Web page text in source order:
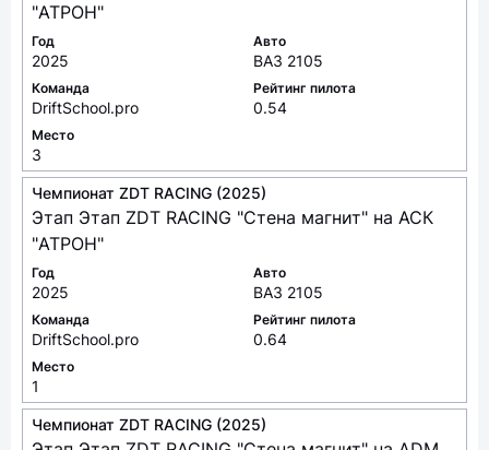
"АТРОН"
Год
2025
Авто
ВАЗ 2105
Команда
DriftSchool.pro
Рейтинг пилота
0.54
Место
3
Чемпионат ZDT RACING (2025)
Этап Этап ZDT RACING "Стена магнит" на АСК
"АТРОН"
Год
2025
Авто
ВАЗ 2105
Команда
DriftSchool.pro
Рейтинг пилота
0.64
Место
1
Чемпионат ZDT RACING (2025)